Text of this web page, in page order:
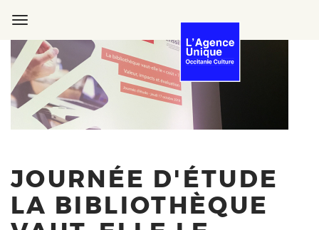
principalnavigation
JOURNÉE D'ÉTUDE
LA BIBLIOTHÈQUE